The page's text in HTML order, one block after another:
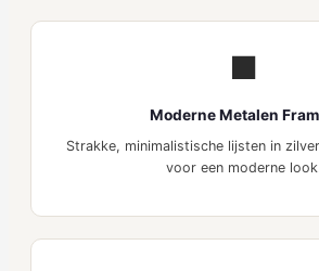
⬛
Moderne Metalen
Strakke, minimalistische lijsten in
voor een moderne